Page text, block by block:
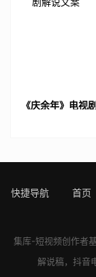
《庆余年》电视剧
快捷导航 首页
集库-短视频创作者
解说稿， 抖音